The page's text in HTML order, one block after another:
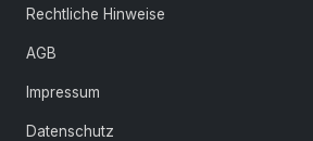
Rechtliche Hinweise
AGB
Impressum
Datenschutz